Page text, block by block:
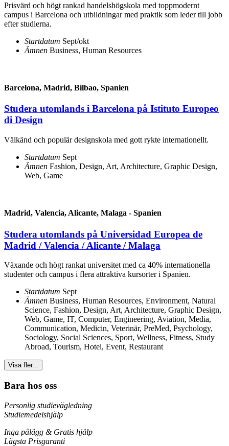
Prisvärd och högt rankad handelshögskola med toppmodernt
campus i Barcelona och utbildningar med praktik som leder till jobb
efter studierna.
Startdatum Sept/okt
Ämnen Business, Human Resources
Barcelona, Madrid, Bilbao, Spanien
Studera utomlands i Barcelona på Istituto Europeo
di Design
Välkänd och populär designskola med gott rykte internationellt.
Startdatum Sept
Ämnen Fashion, Design, Art, Architecture, Graphic Design,
Web, Game
Madrid, Valencia, Alicante, Malaga - Spanien
Studera utomlands på Universidad Europea de
Madrid / Valencia / Alicante / Malaga
Växande och högt rankat universitet med ca 40% internationella
studenter och campus i flera attraktiva kursorter i Spanien.
Startdatum Sept
Ämnen Business, Human Resources, Environment, Natural
Science, Fashion, Design, Art, Architecture, Graphic Design,
Web, Game, IT, Computer, Engineering, Aviation, Media,
Communication, Medicin, Veterinär, PreMed, Psychology,
Sociology, Social Sciences, Sport, Wellness, Fitness, Study
Abroad, Tourism, Hotel, Event, Restaurant
Visa fler...
Bara hos oss
Personlig studievägledning
Studiemedelshjälp
Inga pålägg & Gratis hjälp
Lägsta Prisgaranti